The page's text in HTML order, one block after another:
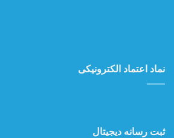
نماد اعتماد الکترونیکی
ثبت رسانه دیجیتال